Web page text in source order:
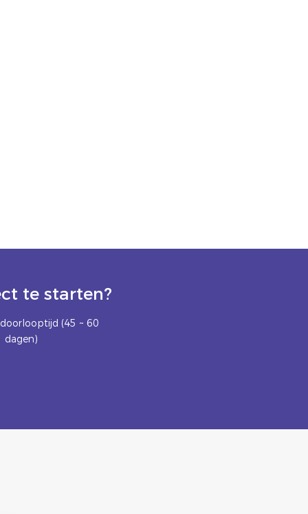
te starten?
(45 ~ 60
dagen)